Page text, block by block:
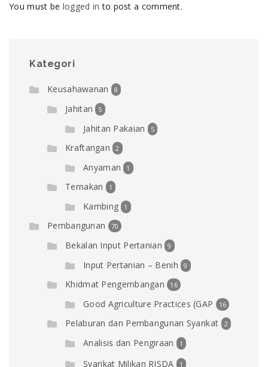
You must be logged in to post a comment.
Kategori
Keusahawanan 8
Jahitan 5
Jahitan Pakaian 5
Kraftangan 2
Anyaman 1
Ternakan 1
Kambing 1
Pembangunan 70
Bekalan Input Pertanian 9
Input Pertanian – Benih 9
Khidmat Pengembangan 16
Good Agriculture Practices (GAP 16
Pelaburan dan Pembangunan Syarikat 2
Analisis dan Pengiraan 1
Syarikat Milikan RISDA 1